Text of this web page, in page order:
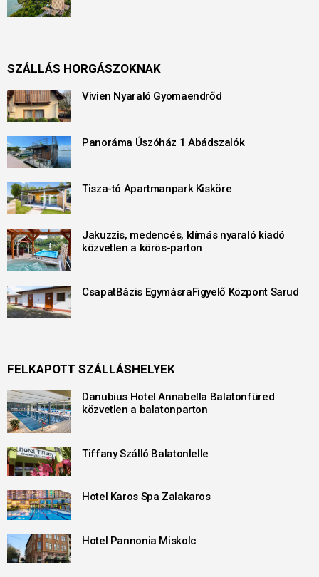
SZÁLLÁS HORGÁSZOKNAK
Vivien Nyaraló Gyomaendrőd
Panoráma Úszóház 1 Abádszalók
Tisza-tó Apartmanpark Kisköre
Jakuzzis, medencés, klímás nyaraló kiadó
közvetlen a körös-parton
CsapatBázis EgymásraFigyelő Központ Sarud
FELKAPOTT SZÁLLÁSHELYEK
Danubius Hotel Annabella Balatonfüred
közvetlen a balatonparton
Tiffany Szálló Balatonlelle
Hotel Karos Spa Zalakaros
Hotel Pannonia Miskolc